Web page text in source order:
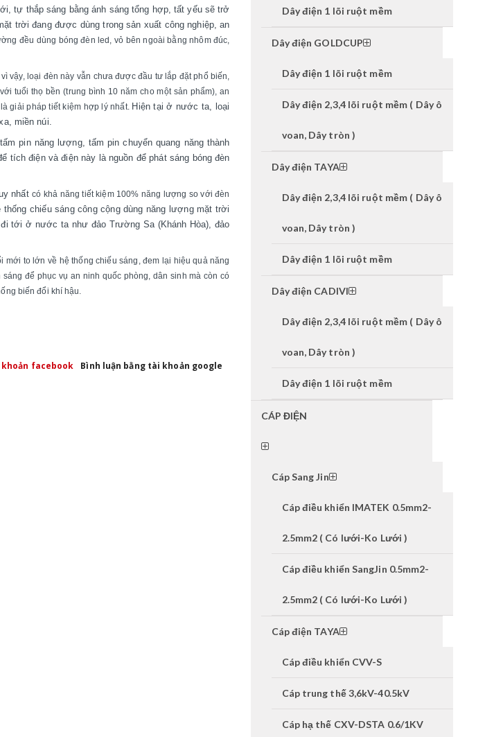
tự thắp sáng bằng ánh sáng tổng hợp, tất yếu sẽ trở
trời đang được dùng trong sản xuất công nghiệp, an
đều dùng bóng đèn led, vỏ bên ngoài bằng nhôm đúc,
vậy, loại đèn này vẫn chưa được đầu tư lắp đặt phổ biến,
tuổi thọ bền (trung bình 10 năm cho một sản phẩm), an
giải pháp tiết kiệm hợp lý nhất. Hiện tại ở nước ta, loại
miền núi.
pin năng lượng, tấm pin chuyển quang năng thành
tích điện và điện này là nguồn để phát sáng bóng đèn
nhất có khả năng tiết kiệm 100% năng lượng so với đèn
chiếu sáng công cộng dùng năng lượng mặt trời
tới ở nước ta như đảo Trường Sa (Khánh Hòa), đảo
mới to lớn về hệ thống chiếu sáng, đem lại hiệu quả năng
để phục vụ an ninh quốc phòng, dân sinh mà còn có
biến đổi khí hậu.
facebook Bình luận bằng tài khoản google
Dây điện 1 lõi ruột mềm
Dây điện GOLDCUP
Dây điện 1 lõi ruột mềm
Dây điện 2,3,4 lõi ruột mềm ( Dây ô
voan, Dây tròn )
Dây điện TAYA
Dây điện 2,3,4 lõi ruột mềm ( Dây ô
voan, Dây tròn )
Dây điện 1 lõi ruột mềm
Dây điện CADIVI
Dây điện 2,3,4 lõi ruột mềm ( Dây ô
voan, Dây tròn )
Dây điện 1 lõi ruột mềm
CÁP ĐIỆN
Cáp Sang Jin
Cáp điều khiển IMATEK 0.5mm2-
2.5mm2 ( Có lưới-Ko Lưới )
Cáp điều khiển SangJin 0.5mm2-
2.5mm2 ( Có lưới-Ko Lưới )
Cáp điện TAYA
Cáp điều khiển CVV-S
Cáp trung thế 3,6kV-40.5kV
Cáp hạ thế CXV-DSTA 0.6/1KV